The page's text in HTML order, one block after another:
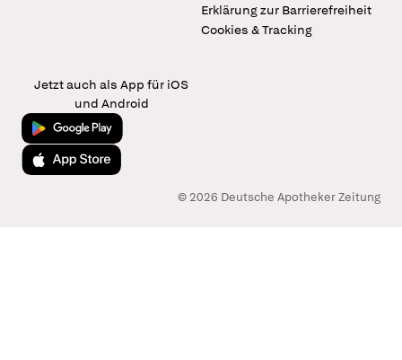
Erklärung zur Barrierefreiheit
Cookies & Tracking
Jetzt auch als App für iOS
und Android
Jetzt bei Google Play
Laden im App Store
© 2026 Deutsche Apotheker Zeitung